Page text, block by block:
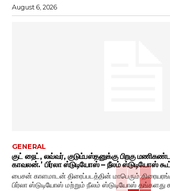
August 6, 2026
GENERAL
குட் நைட், லவ்வர், குடும்பஸ்தனுக்கு பிறகு
காவலன்.’ பிர்லா ஸ்டுடியோஸ் – நீலம் ஸ்டுடியோஸ்
பைசன் காளமாடன் திரைப்படத்தின் மாபெரும்
பிர்லா ஸ்டுடியோஸ் மற்றும் நீலம் ஸ்டுடியோஸ் தங்களது